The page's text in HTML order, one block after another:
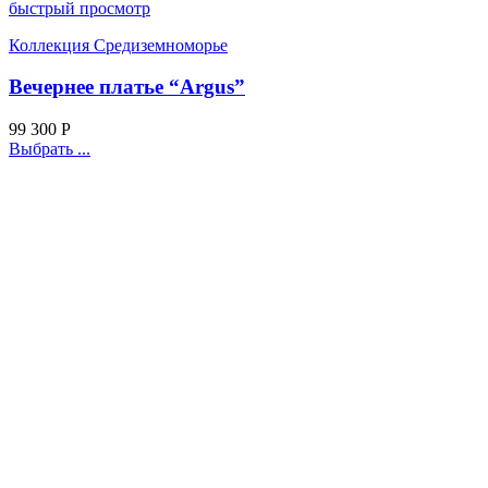
быстрый просмотр
Коллекция Средиземноморье
Вечернее платье “Argus”
99 300 Р
Выбрать ...